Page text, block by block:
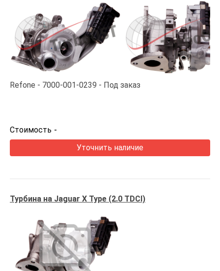
Refone 7000-001-0239 Под заказ
Стоимость -
Уточнить наличие
Турбина на Jaguar X Type (2.0 TDCI)